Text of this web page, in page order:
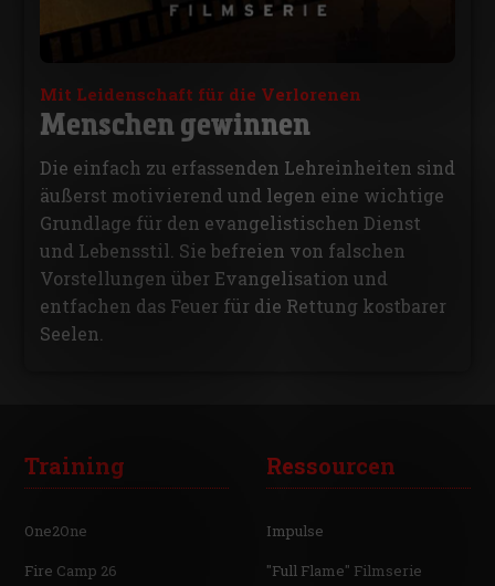
Mit Leidenschaft für die Verlorenen
Menschen gewinnen
Die einfach zu erfassenden Lehreinheiten sind
äußerst motivierend und legen eine wichtige
Grundlage für den evangelistischen Dienst
und Lebensstil. Sie befreien von falschen
Vorstellungen über Evangelisation und
entfachen das Feuer für die Rettung kostbarer
Seelen.
Training
One2One
Fire Camp 26
Ressourcen
Impulse
"Full Flame" Filmserie